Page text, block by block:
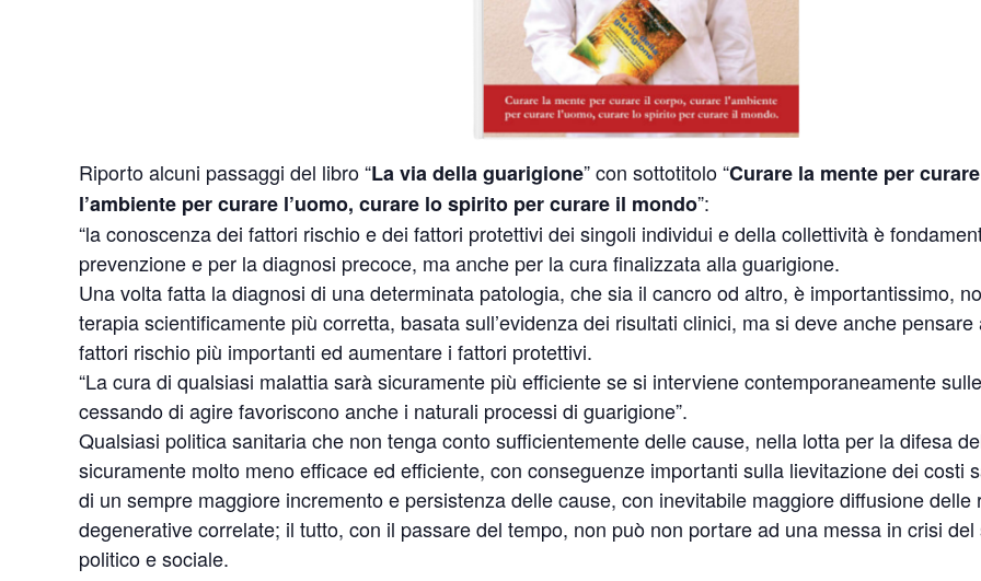
Riporto alcuni passaggi del libro “La via della guarigione” con sottotitolo “Curare la mente per
l’ambiente per curare l’uomo, curare lo spirito per curare il mondo”:
“la conoscenza dei fattori rischio e dei fattori protettivi dei singoli individui e della collettività è
prevenzione e per la diagnosi precoce, ma anche per la cura finalizzata alla guarigione.
Una volta fatta la diagnosi di una determinata patologia, che sia il cancro od altro, è importantissimo,
terapia scientificamente più corretta, basata sull’evidenza dei risultati clinici, ma si deve anche pensare
fattori rischio più importanti ed aumentare i fattori protettivi.
“La cura di qualsiasi malattia sarà sicuramente più efficiente se si interviene contemporaneamente sulle
cessando di agire favoriscono anche i naturali processi di guarigione”.
Qualsiasi politica sanitaria che non tenga conto sufficientemente delle cause, nella lotta per la difesa
sicuramente molto meno efficace ed efficiente, con conseguenze importanti sulla lievitazione dei costi
di un sempre maggiore incremento e persistenza delle cause, con inevitabile maggiore diffusione delle
degenerative correlate; il tutto, con il passare del tempo, non può non portare ad una messa in crisi del
politico e sociale.